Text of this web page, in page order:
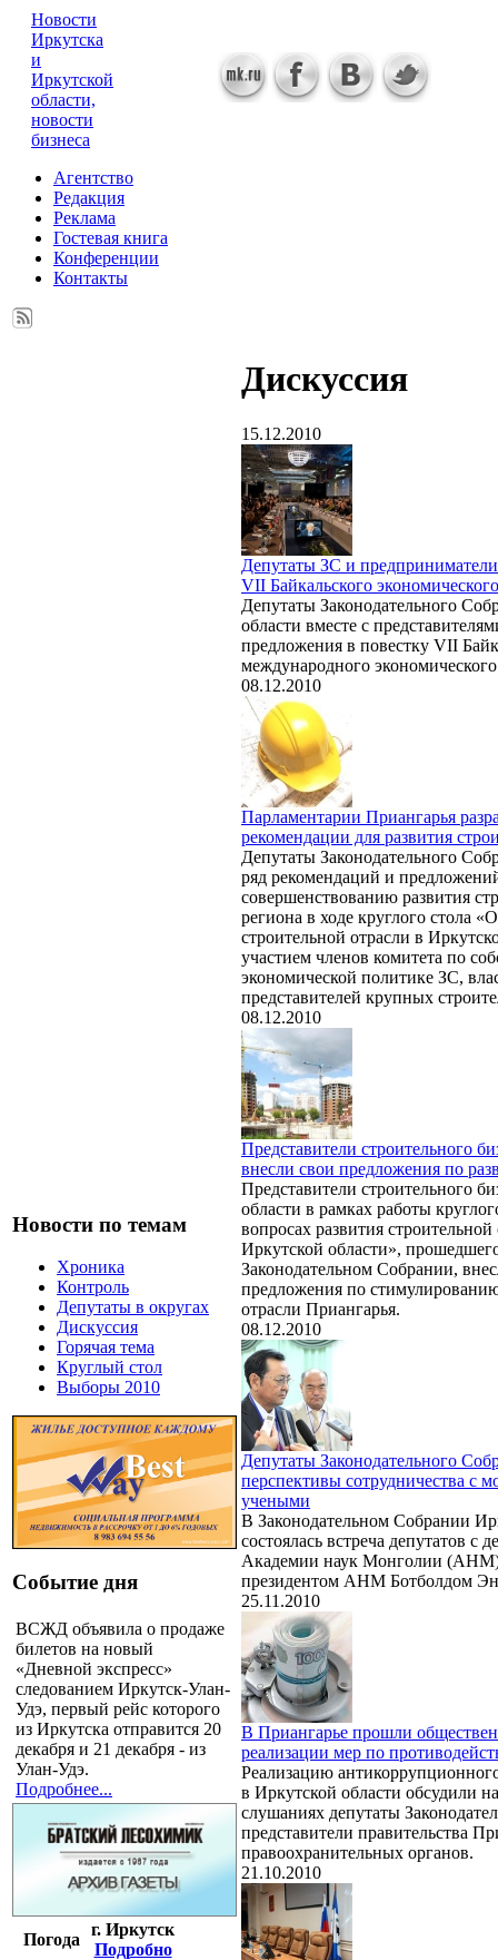
Новости
Иркутска
и
Иркутской
области,
новости
бизнеса
Агентство
Редакция
Реклама
Гостевая книга
Конференции
Контакты
Новости по темам
Хроника
Контроль
Депутаты в округах
Дискуссия
Горячая тема
Круглый стол
Выборы 2010
Событие дня
ВСЖД объявила о продаже
билетов на новый
«Дневной экспресс»
следованием Иркутск-Улан-
Удэ, первый рейс которого
из Иркутска отправится 20
декабря и 21 декабря - из
Улан-Удэ.
Подробнее...
Погода
г. Иркутск
Подробно
Дискуссия
15.12.2010
Депутаты ЗС и
VII Байкальского
Депутаты Законодательного
области вместе с
предложения в повестку VII
международного
08.12.2010
Парламентарии Приангарья
рекомендации для развития
Депутаты Законодательного
ряд рекомендаций и
совершенствованию развития
региона в ходе круглого стола
строительной отрасли в
участием членов комитета по
экономической политике ЗС,
представителей крупных
08.12.2010
Представители строительного
внесли свои предложения по
Представители строительного
области в рамках работы
вопросах развития строительной
Иркутской области»,
Законодательном Собрании,
предложения по
отрасли Приангарья.
08.12.2010
Депутаты Законодательного
перспективы сотрудничества с
учеными
В Законодательном Собрании
состоялась встреча депутатов с
Академии наук Монголии (АНМ)
президентом АНМ Ботболдом
25.11.2010
В Приангарье прошли
реализации мер по
Реализацию
в Иркутской области обсудили
слушаниях депутаты
представители правительства
правоохранительных органов.
21.10.2010